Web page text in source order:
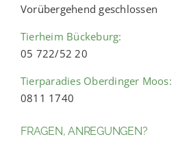
Vorübergehend geschlossen
Tierheim Bückeburg:
05 722/52 20
Tierparadies Oberdinger Moos:
0811 1740
FRAGEN, ANREGUNGEN?